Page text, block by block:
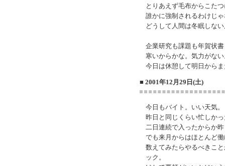
とりあえず毛布からこた
誰かに強制されるわけじ
どうして人間は冬眠しな
企業研究も課題も年賀状
寒いからかな。気力がな
今日は休憩して明日から
■ 2001年12月29日(土)
今日もバイト。いい天気。
昨日と同じくらい忙しか
二日連続で入ったからか
でも来月からはほとんど
数えてみたらやるべきこ
ック。